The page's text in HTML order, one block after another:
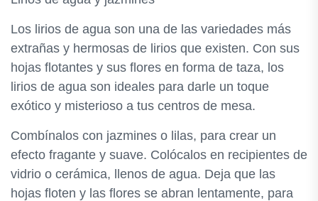
Los lirios de agua son una de las variedades más
extrañas y hermosas de lirios que existen. Con sus
hojas flotantes y sus flores en forma de taza, los
lirios de agua son ideales para darle un toque
exótico y misterioso a tus centros de mesa.
Combínalos con jazmines o lilas, para crear un
efecto fragante y suave. Colócalos en recipientes de
vidrio o cerámica, llenos de agua. Deja que las
hojas floten y las flores se abran lentamente, para